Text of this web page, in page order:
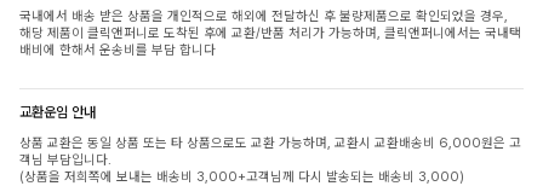
국내에서 배송 받은 상품을 개인적으로 해외에 전달하신 후 불량제품으로 확인되었을 경우,
해당 제품이 클릭앤퍼니로 도착된 후에 교환/반품 처리가 가능하며, 클릭앤퍼니에서는 국내택
배비에 한해서 운송비를 부담 합니다
교환운임 안내
상품 교환은 동일 상품 또는 타 상품으로도 교환 가능하며, 교환시 교환배송비 6,000원은 고
객님 부담입니다.
(상품을 저희쪽에 보내는 배송비 3,000+고객님께 다시 발송되는 배송비 3,000)